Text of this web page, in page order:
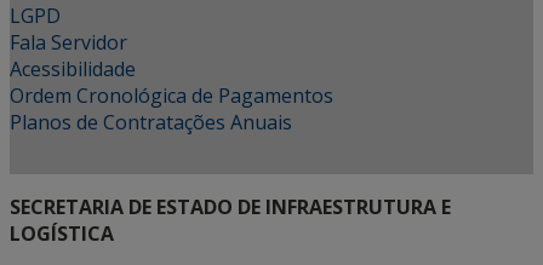
LGPD
Fala Servidor
Acessibilidade
Ordem Cronológica de Pagamentos
Planos de Contratações Anuais
SECRETARIA DE ESTADO DE INFRAESTRUTURA E
LOGÍSTICA